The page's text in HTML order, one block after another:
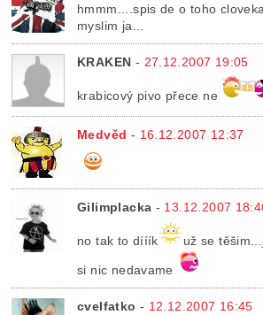
hmmm....spis de o toho
myslim ja...
KRAKEN - 27.12.2007 19:05
krabicový pivo přece ne
Medvěd - 16.12.2007 12:37
Gilimplacka - 13.12.2007
no tak to dííík už se
si nic nedavame
cvelfatko - 12.12.2007 16:45